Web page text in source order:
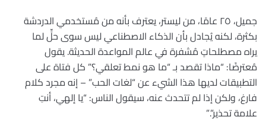
جميل، ٢٥ عامًا، من ليستر، يعترف بأنه من مُستخدمي الدردشة
بكثرة، لكنه يُجادل بأن الذكاء الاصطناعي ليس سوى حلٍّ لما
يراه مصطلحاتٍ مُشفرة في عالم المواعدة الحديثة. يقول
مُعترضًا: “ماذا تقصد بـ “ما هو نمط تعلقي؟” كل فتاة على
التطبيقات لديها هذا الشيء عن “لغات الحب” – إنه مجرد كلام
فارغ، ولكن إذا لم تتحدث عنه، سيقول الناس: “يا إلهي، أنتِ
علامة تحذير”.”